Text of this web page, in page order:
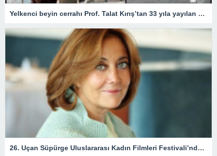
Yelkenci beyin cerrahı Prof. Talat Kırış’tan 33 yıla yayılan 33 öykü
26. Uçan Süpürge Uluslararası Kadın Filmleri Festivali’nde ödül alacak isimler açıklandı